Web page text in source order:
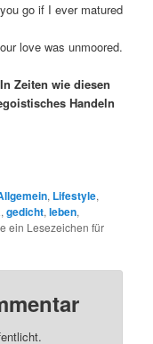
go if I ever matured
love was unmoored.
Zeiten wie diesen
Handeln
, Lifestyle,
,gedicht,leben,
ein Lesezeichen für